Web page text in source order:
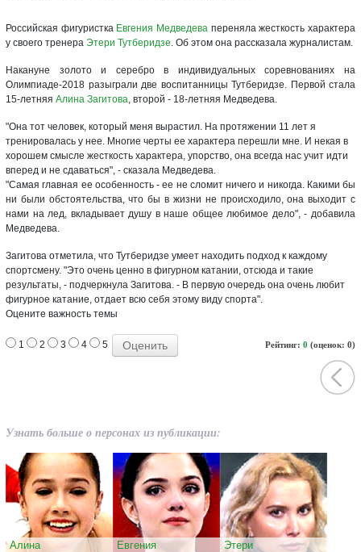
Российская фигуристка Евгения Медведева переняла жесткость характера
у своего тренера Этери Тутберидзе. Об этом она рассказала журналистам.
Накануне золото и серебро в индивидуальных соревнованиях на
Олимпиаде-2018 разыграли две воспитанницы Тутберидзе. Первой стала
15-летняя Алина Загитова, второй - 18-летняя Медведева.
"Она тот человек, который меня вырастил. На протяжении 11 лет я
тренировалась у нее. Многие черты ее характера перешли мне. И некая в
хорошем смысле жесткость характера, упорство, она всегда нас учит идти
вперед и не сдаваться", - сказала Медведева.
"Самая главная ее особенность - ее не сломит ничего и никогда. Какими бы
ни были обстоятельства, что бы в жизни не происходило, она выходит с
нами на лед, вкладывает душу в наше общее любимое дело", - добавила
Медведева.
Загитова отметила, что Тутберидзе умеет находить подход к каждому
спортсмену. "Это очень ценно в фигурном катании, отсюда и такие
результаты, - подчеркнула Загитова. - В первую очередь она очень любит
фигурное катание, отдает всю себя этому виду спорта".
Оцените важность темы
Рейтинг: 0 (оценок: 0)
1 2 3 4 5
Узнать больше о персонах из публикации:
Алина
Евгения
Этери